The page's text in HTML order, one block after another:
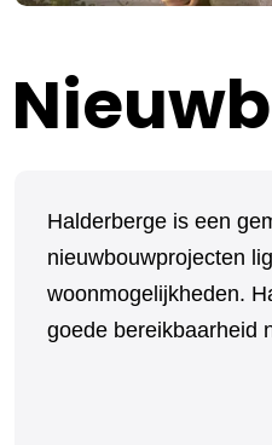
Halderberge is een
nieuwbouwprojecten
woonmogelijkheden.
goede bereikbaarheid